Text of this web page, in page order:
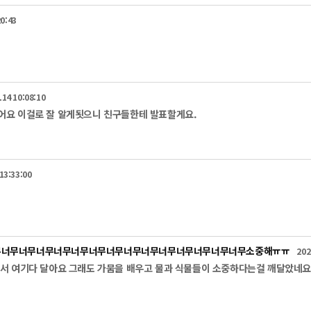
사용했던 물을 재사용하고 세차할 때에는 자동잠금장치가 있는 호스를 이용하고 적
이 가능한 곳에서는 볏짚이나 비닐 등으로 토양수분 증발을 최소화합니다.
제거 등 수로를 관리하고 양수기나 관정, 호스 등도 주기적으로 점검합니다.
가는 용수가 없도록 물꼬를 관리합니다.
양치컵 사용하기
물을 받아서 하고
밭에서는 한번 사용했던 물을 재사용하기!
도 2.5억톤의 물을 절약하고 그것은 팔당댐 두 개의 규모라고 하니, 함께 노력 하면
만 늘리는 등의 대책에는 한계가 있기에 생활 전반적으로 물을 아껴 쓰는 물 절약의
10:08:10
요 이걸로 잘 알게됫으니 친구들한테 발표할게요.
무너무너무너무너무너무너무너무너무너무너무너무너무너무소중해ㅠㅠ
여기다 달아요 그래도 가뭄을 배우고 물과 식물들이 소중하다는걸 깨달았네요